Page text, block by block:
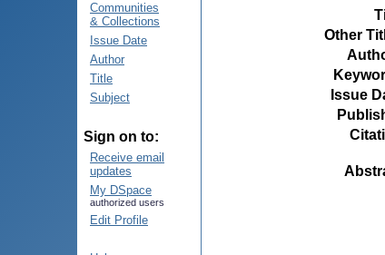
Communities
& Collections
Issue Date
Author
Title
Subject
Sign on to:
Receive email
updates
My DSpace
authorized users
Edit Profile
Other
Issue